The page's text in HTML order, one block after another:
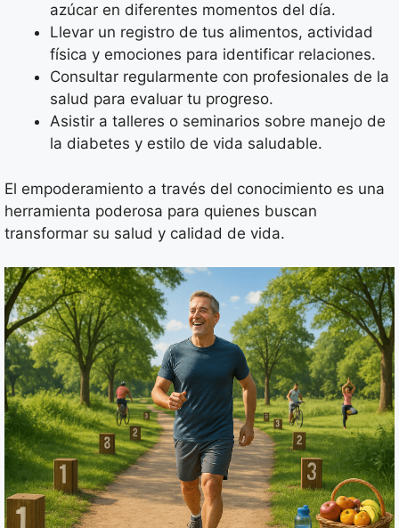
azúcar en diferentes momentos del día.
Llevar un registro de tus alimentos, actividad
física y emociones para identificar relaciones.
Consultar regularmente con profesionales de la
salud para evaluar tu progreso.
Asistir a talleres o seminarios sobre manejo de
la diabetes y estilo de vida saludable.
El empoderamiento a través del conocimiento es una
herramienta poderosa para quienes buscan
transformar su salud y calidad de vida.